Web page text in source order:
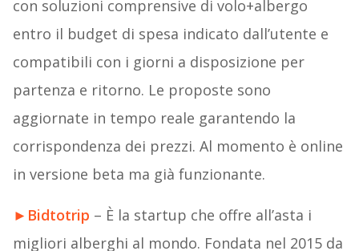
con soluzioni comprensive di volo+albergo
entro il budget di spesa indicato dall’utente e
compatibili con i giorni a disposizione per
partenza e ritorno. Le proposte sono
aggiornate in tempo reale garantendo la
corrispondenza dei prezzi. Al momento è online
in versione beta ma già funzionante.
► Bidtotrip – È la startup che offre all’asta i
migliori alberghi al mondo. Fondata nel 2015 da